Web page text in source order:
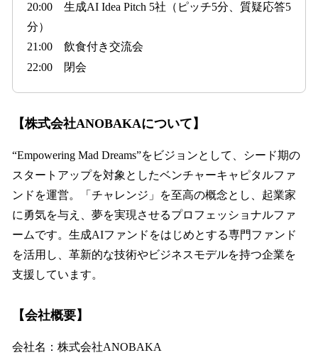
20:00 生成AI Idea Pitch 5社（ピッチ5分、質疑応答5
分）
21:00 飲食付き交流会
22:00 閉会
【株式会社ANOBAKAについて】
“Empowering Mad Dreams”をビジョンとして、シード期の
スタートアップを対象としたベンチャーキャピタルファ
ンドを運営。「チャレンジ」を至高の概念とし、起業家
に勇気を与え、夢を実現させるプロフェッショナルファ
ームです。生成AIファンドをはじめとする専門ファンド
を活用し、革新的な技術やビジネスモデルを持つ企業を
支援しています。
【会社概要】
会社名：株式会社ANOBAKA